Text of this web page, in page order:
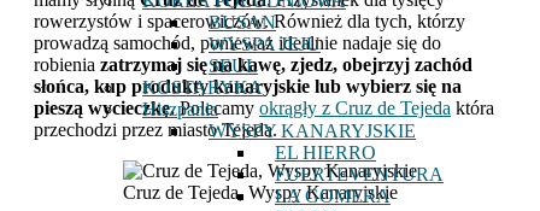
BUSAN
WYSPA JEJU
SEUL
KOSTARYKA
Hiszpania
WYSPY KANARYJSKIE
EL HIERRO
FUERTEVENTURA
LA GOMERA
rowerzystów i spacerowiczów. Również dla tych, którzy
prowadzą samochód, ponieważ idealnie nadaje się do
robienia zatrzymaj się na kawę, zjedz, obejrzyj zachód
słońca, kup produkty kanaryjskie lub wybierz się na
pieszą wycieczkę.Polecamy okrągły z Cruz de Tejeda która
przechodzi przez miasto Tejeda.
Cruz de Tejeda, Wyspy Kanaryjskie